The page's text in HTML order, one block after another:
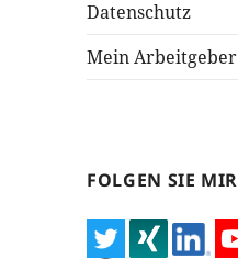
Datenschutz
Mein Arbeitgeber
FOLGEN SIE MIR